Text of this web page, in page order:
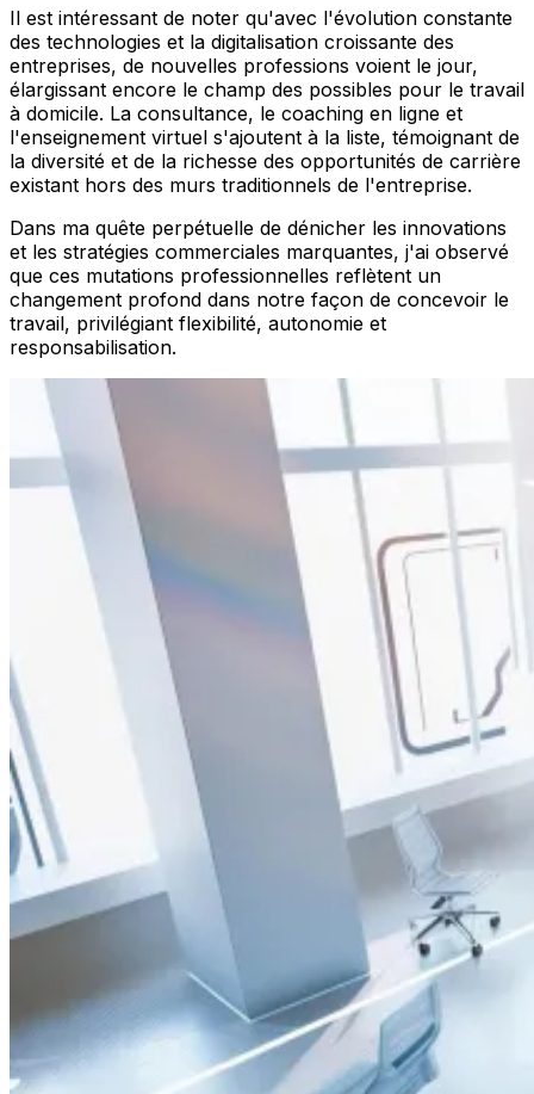
Il est intéressant de noter qu'avec l'évolution constante
des technologies et la digitalisation croissante des
entreprises, de nouvelles professions voient le jour,
élargissant encore le champ des possibles pour le travail
à domicile. La consultance, le coaching en ligne et
l'enseignement virtuel s'ajoutent à la liste, témoignant de
la diversité et de la richesse des opportunités de carrière
existant hors des murs traditionnels de l'entreprise.
Dans ma quête perpétuelle de dénicher les innovations
et les stratégies commerciales marquantes, j'ai observé
que ces mutations professionnelles reflètent un
changement profond dans notre façon de concevoir le
travail, privilégiant flexibilité, autonomie et
responsabilisation.